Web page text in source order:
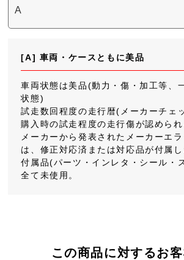
[A] 車両・ケースともに美品
車両状態は美品(動力・傷・加工等、
状態)
試走数回程度の走行暦(メーカーチェ
購入時の試走程度の走行傷が認めら
メーカーから発表されたメーカーエ
は、修正対応済または対応品が付属し
付属品(パーツ・インレタ・シール・
全て未使用。
この商品に対するお